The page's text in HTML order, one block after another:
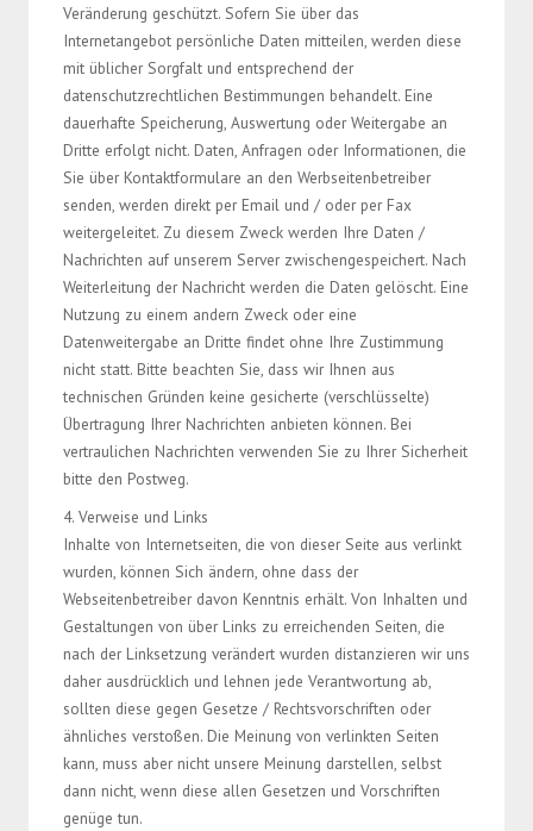
Veränderung geschützt. Sofern Sie über das
Internetangebot persönliche Daten mitteilen, werden diese
mit üblicher Sorgfalt und entsprechend der
datenschutzrechtlichen Bestimmungen behandelt. Eine
dauerhafte Speicherung, Auswertung oder Weitergabe an
Dritte erfolgt nicht. Daten, Anfragen oder Informationen, die
Sie über Kontaktformulare an den Werbseitenbetreiber
senden, werden direkt per Email und / oder per Fax
weitergeleitet. Zu diesem Zweck werden Ihre Daten /
Nachrichten auf unserem Server zwischengespeichert. Nach
Weiterleitung der Nachricht werden die Daten gelöscht. Eine
Nutzung zu einem andern Zweck oder eine
Datenweitergabe an Dritte findet ohne Ihre Zustimmung
nicht statt. Bitte beachten Sie, dass wir Ihnen aus
technischen Gründen keine gesicherte (verschlüsselte)
Übertragung Ihrer Nachrichten anbieten können. Bei
vertraulichen Nachrichten verwenden Sie zu Ihrer Sicherheit
bitte den Postweg.
4. Verweise und Links
Inhalte von Internetseiten, die von dieser Seite aus verlinkt
wurden, können Sich ändern, ohne dass der
Webseitenbetreiber davon Kenntnis erhält. Von Inhalten und
Gestaltungen von über Links zu erreichenden Seiten, die
nach der Linksetzung verändert wurden distanzieren wir uns
daher ausdrücklich und lehnen jede Verantwortung ab,
sollten diese gegen Gesetze / Rechtsvorschriften oder
ähnliches verstoßen. Die Meinung von verlinkten Seiten
kann, muss aber nicht unsere Meinung darstellen, selbst
dann nicht, wenn diese allen Gesetzen und Vorschriften
genüge tun.